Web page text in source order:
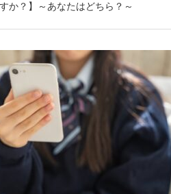
か？】～あなたはどちら？～